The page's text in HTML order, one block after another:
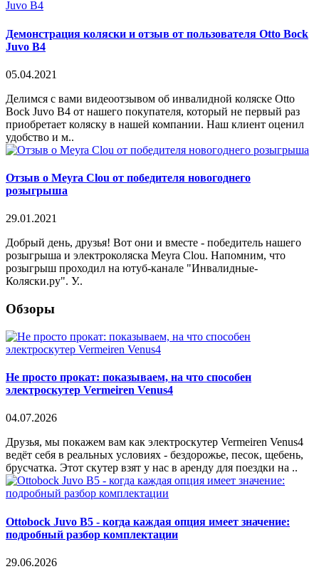
Демонстрация коляски и отзыв от пользователя Otto Bock
Juvo B4
05.04.2021
Делимся с вами видеоотзывом об инвалидной коляске Otto
Bock Juvo B4 от нашего покупателя, который не первый раз
приобретает коляску в нашей компании. Наш клиент оценил
удобство и м..
Отзыв о Meyra Clou от победителя новогоднего
розыгрыша
29.01.2021
Добрый день, друзья! Вот они и вместе - победитель нашего
розыгрыша и электроколяска Meyra Clou. Напомним, что
розыгрыш проходил на ютуб-канале "Инвалидные-
Коляски.ру". У..
Обзоры
Не просто прокат: показываем, на что способен
электроскутер Vermeiren Venus4
04.07.2026
Друзья, мы покажем вам как электроскутер Vermeiren Venus4
ведёт себя в реальных условиях - бездорожье, песок, щебень,
брусчатка. Этот скутер взят у нас в аренду для поездки на ..
Ottobock Juvo B5 - когда каждая опция имеет значение:
подробный разбор комплектации
29.06.2026